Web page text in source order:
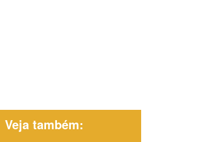
Veja também: